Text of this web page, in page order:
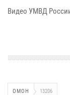
Видео УМВД
ОМОН 13206